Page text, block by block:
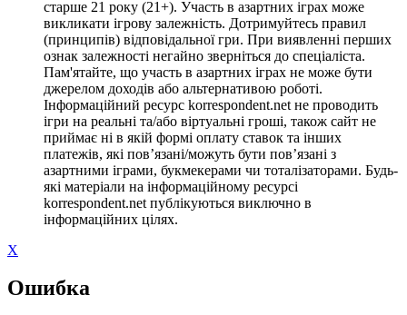
старше 21 року (21+). Участь в азартних іграх може
викликати ігрову залежність. Дотримуйтесь правил
(принципів) відповідальної гри. При виявленні перших
ознак залежності негайно зверніться до спеціаліста.
Пам'ятайте, що участь в азартних іграх не може бути
джерелом доходів або альтернативою роботі.
Інформаційний ресурс korrespondent.net не проводить
ігри на реальні та/або віртуальні гроші, також сайт не
приймає ні в якій формі оплату ставок та інших
платежів, які пов’язані/можуть бути пов’язані з
азартними іграми, букмекерами чи тоталізаторами. Будь-
які матеріали на інформаційному ресурсі
korrespondent.net публікуються виключно в
інформаційних цілях.
X
Ошибка